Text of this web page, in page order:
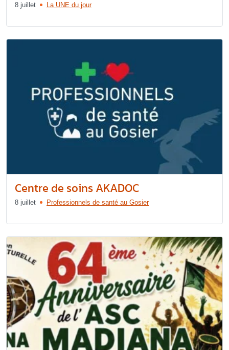
8 juillet La UNE du jour
Centre de soins AKADOC
8 juillet Professionnels de santé au Gosier